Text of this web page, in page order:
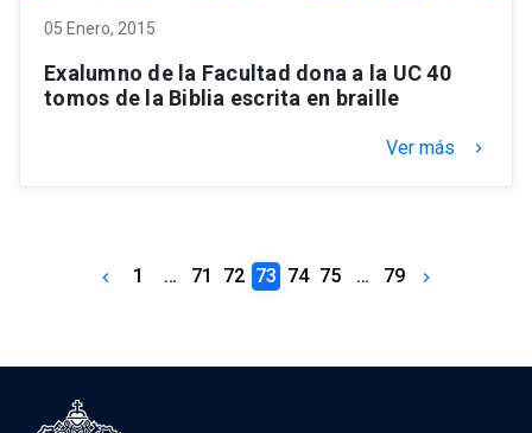
05 Enero, 2015
Exalumno de la Facultad dona a la UC 40
tomos de la Biblia escrita en braille
Ver más keyboard_arrow_right
keyboard_arrow_left 1 … 71 72 73 74 75 … 79 keyboard_arrow_right